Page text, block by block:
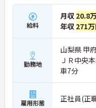
★おすすめPOINT★
【夜勤なし×年間休日119
をつけて働ける環境です】
・身体への負担が少ない
119日がしっかりと確保
・毎月1日付与されるリ
み合わせて連休を取得し
・子育てサポート企業と
得しており未就学児向け
が万全です
給料
月収 20.8
年収 271
勤務地
山梨県 甲
ＪＲ中央
車7分
雇用形態 正社員(正